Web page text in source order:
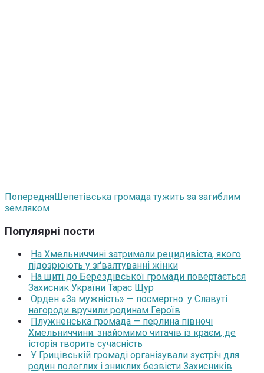
ПопередняШепетівська громада тужить за загиблим
земляком
Популярні пости
На Хмельниччині затримали рецидивіста, якого
підозрюють у зґвалтуванні жінки
На щиті до Берездівської громади повертається
Захисник України Тарас Щур
Орден «За мужність» — посмертно: у Славуті
нагороди вручили родинам Героїв
Плужненська громада — перлина півночі
Хмельниччини: знайомимо читачів із краєм, де
історія творить сучасність
У Грицівській громаді організували зустріч для
родин полеглих і зниклих безвісти Захисників